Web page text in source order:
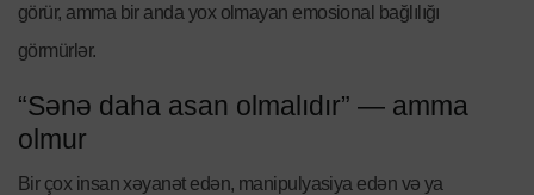
görür, amma bir anda yox olmayan emosional bağlılığı
görmürlər.
“Sənə daha asan olmalıdır” — amma
olmur
Bir çox insan xəyanət edən, manipulyasiya edən və ya